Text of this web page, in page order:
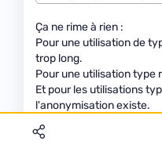
Ça ne rime à rien :
Pour une utilisation de
trop long.
Pour une utilisation type
Et pour les utilisations
l'anonymisation existe.
On dirait un truc fixé au